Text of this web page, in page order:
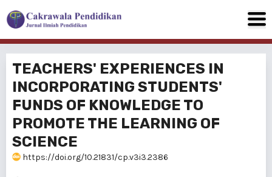
TEACHERS' EXPERIENCES IN
INCORPORATING STUDENTS'
FUNDS OF KNOWLEDGE TO
PROMOTE THE LEARNING OF
SCIENCE
https://doi.org/10.21831/cp.v3i3.2386